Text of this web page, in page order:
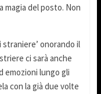
magia del posto. Non
onorando il
ci sarà anche
emozioni lungo gli
con la già due volte